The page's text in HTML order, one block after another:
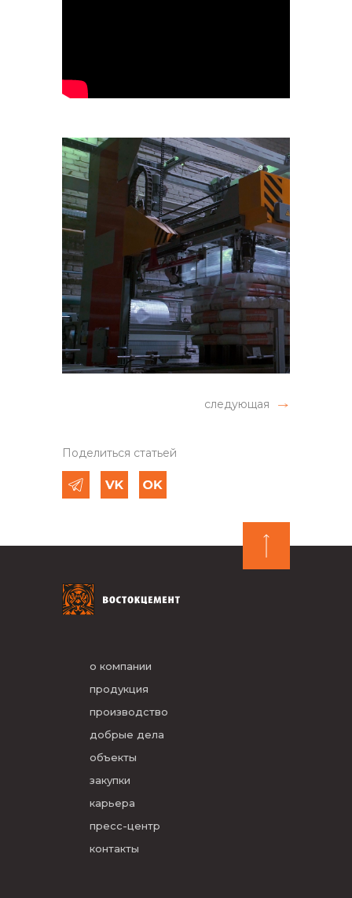
следующая
Поделиться статьей
о компании
продукция
производство
добрые дела
объекты
закупки
карьера
пресс-центр
контакты